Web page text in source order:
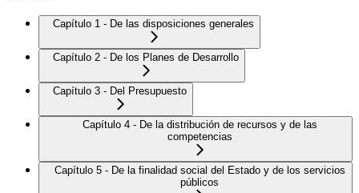
Capítulo 1 - De las disposiciones generales
Capítulo 2 - De los Planes de Desarrollo
Capítulo 3 - Del Presupuesto
Capítulo 4 - De la distribución de recursos y de las
competencias
Capítulo 5 - De la finalidad social del Estado y de los servicios
públicos